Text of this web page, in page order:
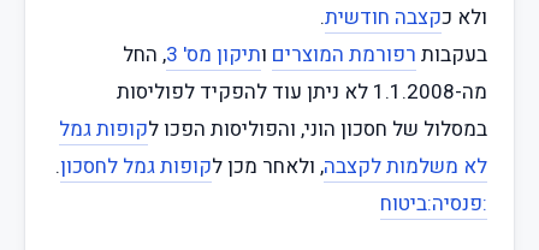
ולא כקצבה חודשית.
בעקבות רפורמת המוצרים ותיקון מס' 3 , החל
מה-1.1.2008 לא ניתן עוד להפקיד לפוליסות
במסלול של חסכון הוני, והפוליסות הפכו לקופות גמל
לא משלמות לקצבה, ולאחר מכן לקופות גמל לחסכון.
:פנסיה:ביטוח